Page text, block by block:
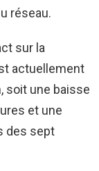
réseau.
sur la
actuellement
soit une baisse
et une
des sept